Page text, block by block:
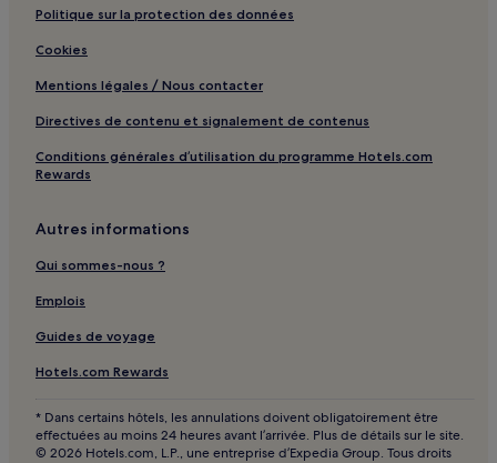
Politique sur la protection des données
Cookies
Mentions légales / Nous contacter
Directives de contenu et signalement de contenus
Conditions générales d’utilisation du programme Hotels.com
Rewards
Autres informations
Qui sommes-nous ?
Emplois
Guides de voyage
Hotels.com Rewards
* Dans certains hôtels, les annulations doivent obligatoirement être
effectuées au moins 24 heures avant l’arrivée. Plus de détails sur le site.
© 2026 Hotels.com, L.P., une entreprise d’Expedia Group. Tous droits